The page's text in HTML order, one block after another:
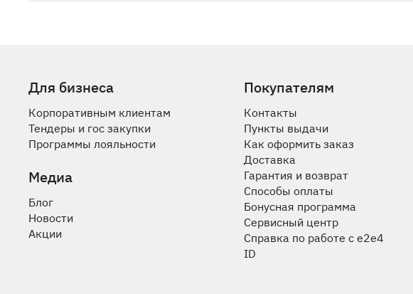
Для бизнеса
Корпоративным клиентам
Тендеры и гос закупки
Программы лояльности
Медиа
Блог
Новости
Акции
Покупателям
Контакты
Пункты выдачи
Как оформить заказ
Доставка
Гарантия и возврат
Способы оплаты
Бонусная программа
Сервисный центр
Справка по работе с e2e4
ID